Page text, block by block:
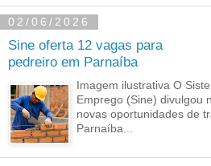
02/06/2026
Sine oferta 12 vagas para
pedreiro em Parnaíba
Imagem ilustrativa O
Emprego (Sine) divulgou
novas oportunidades de
Parnaíba...